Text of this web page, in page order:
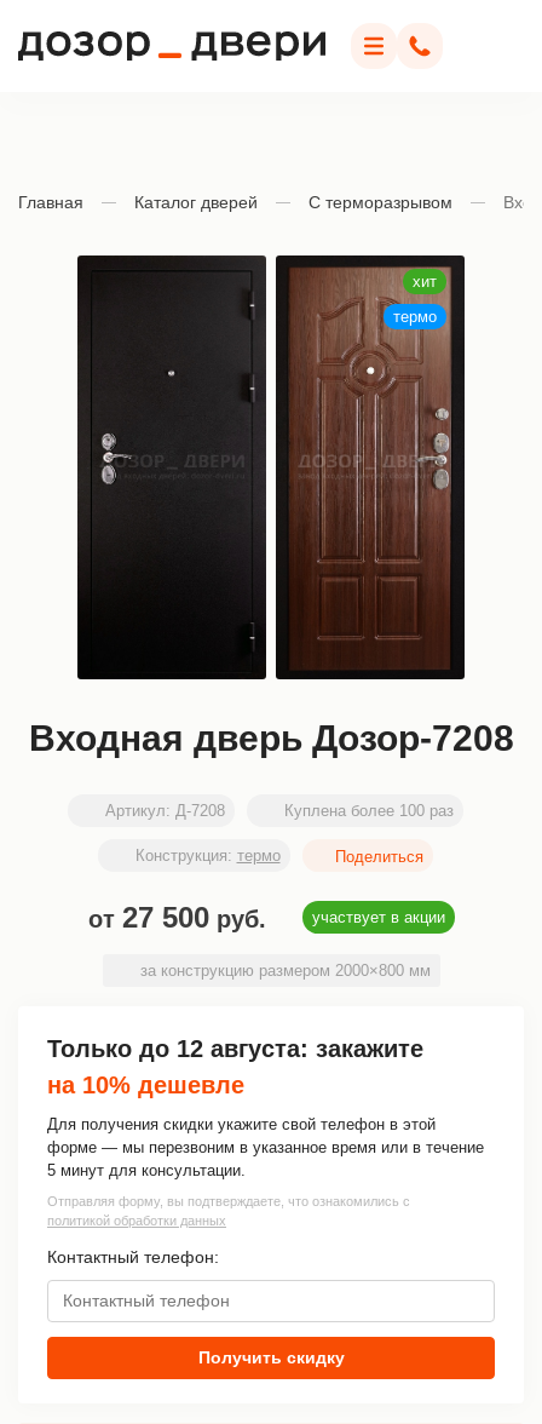
Дозор Двери
МенюПозвонить
Главная Каталог дверей С терморазрывом
Входная дверь Дозор-7208
Артикул: Д-7208 Куплена более 100 раз
Конструкция: термо
от 27 500руб. участвует в акции
за конструкцию размером 2000×800 мм
Только до 12 августа: закажите
на 10% дешевле
Для получения скидки укажите свой телефон в этой
форме — мы перезвоним в указанное время или в течение
5 минут для консультации.
Отправляя форму, вы подтверждаете, что ознакомились с
политикой обработки данных
Контактный телефон:
Получить скидку